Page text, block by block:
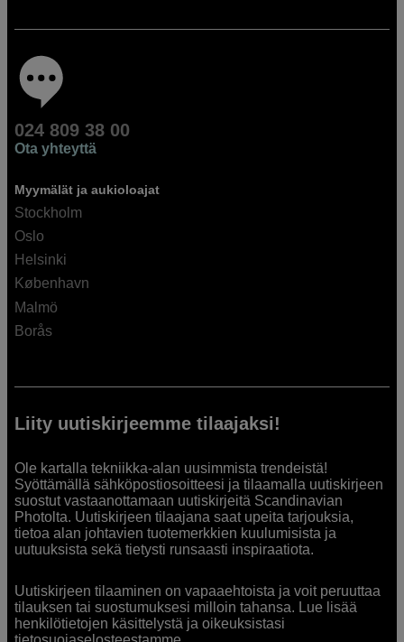
024 809 38 00
Ota yhteyttä
Myymälät ja aukioloajat
Stockholm
Oslo
Helsinki
København
Malmö
Borås
Liity uutiskirjeemme tilaajaksi!
Ole kartalla tekniikka-alan uusimmista trendeistä!
Syöttämällä sähköpostiosoitteesi ja tilaamalla uutiskirjeen
suostut vastaanottamaan uutiskirjeitä Scandinavian
Photolta. Uutiskirjeen tilaajana saat upeita tarjouksia,
tietoa alan johtavien tuotemerkkien kuulumisista ja
uutuuksista sekä tietysti runsaasti inspiraatiota.
Uutiskirjeen tilaaminen on vapaaehtoista ja voit peruuttaa
tilauksen tai suostumuksesi milloin tahansa. Lue lisää
henkilötietojen käsittelystä ja oikeuksistasi